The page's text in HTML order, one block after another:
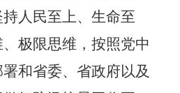
人民至上、生命至
、极限思维，按照党中
和省委、省政府以及